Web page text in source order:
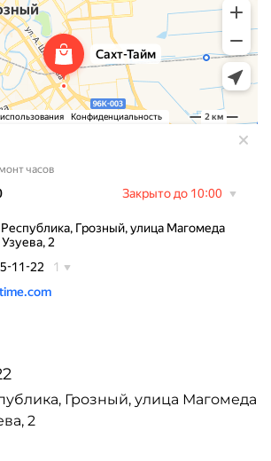
Грозный, улица Магомеда
2